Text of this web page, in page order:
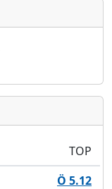
TOP
Ö 5.12